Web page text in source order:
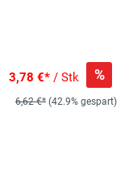
3,78 €* / Stk %
6,62 €* (42.9% gespart)